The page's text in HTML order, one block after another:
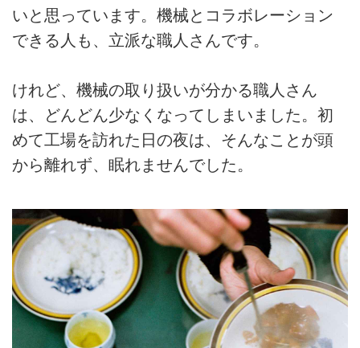
いと思っています。機械とコラボレーション
できる人も、立派な職人さんです。
けれど、機械の取り扱いが分かる職人さん
は、どんどん少なくなってしまいました。初
めて工場を訪れた日の夜は、そんなことが頭
から離れず、眠れませんでした。